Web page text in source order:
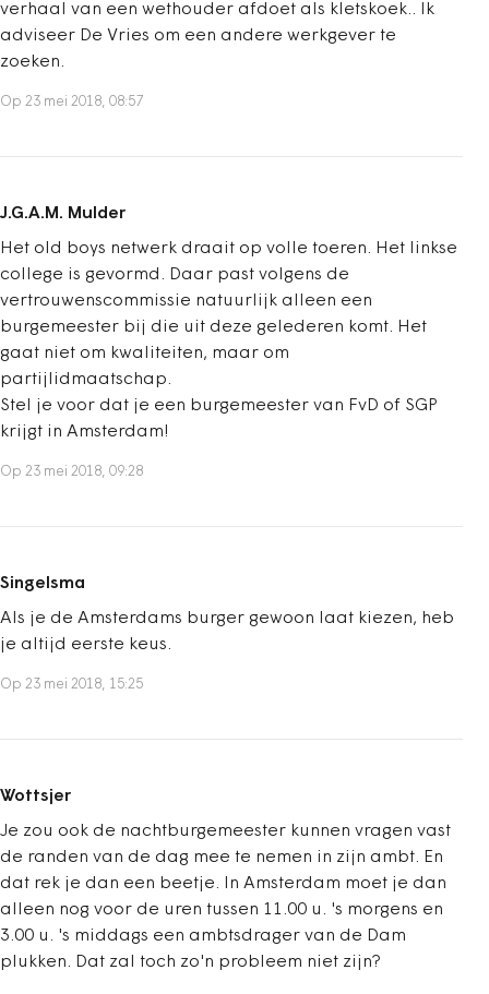
verhaal van een wethouder afdoet als kletskoek.. Ik
adviseer De Vries om een andere werkgever te
zoeken.
Op 23 mei 2018, 08:57
J.G.A.M. Mulder
Het old boys netwerk draait op volle toeren. Het linkse
college is gevormd. Daar past volgens de
vertrouwenscommissie natuurlijk alleen een
burgemeester bij die uit deze gelederen komt. Het
gaat niet om kwaliteiten, maar om
partijlidmaatschap.
Stel je voor dat je een burgemeester van FvD of SGP
krijgt in Amsterdam!
Op 23 mei 2018, 09:28
Singelsma
Als je de Amsterdams burger gewoon laat kiezen, heb
je altijd eerste keus.
Op 23 mei 2018, 15:25
Wottsjer
Je zou ook de nachtburgemeester kunnen vragen vast
de randen van de dag mee te nemen in zijn ambt. En
dat rek je dan een beetje. In Amsterdam moet je dan
alleen nog voor de uren tussen 11.00 u. 's morgens en
3.00 u. 's middags een ambtsdrager van de Dam
plukken. Dat zal toch zo'n probleem niet zijn?